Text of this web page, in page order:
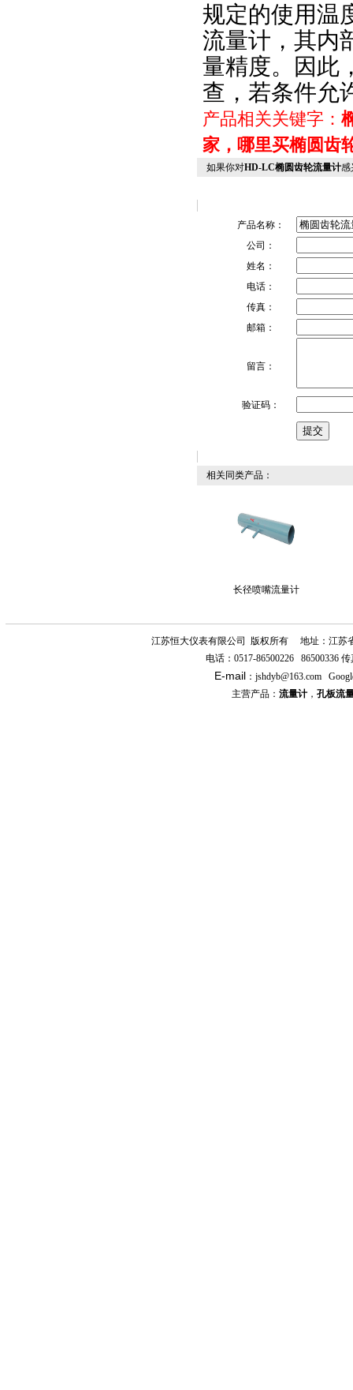
规定的使用温
流量计，其内
量精度。因此
查，若条件允
产品相关关键字：
家，哪里买椭圆齿
如果你对HD-LC椭圆齿轮流量计感
产品名称：
公司：
姓名：
电话：
传真：
邮箱：
留言：
验证码：
相关同类产品：
长径喷嘴流量计
江苏恒大仪表有限公司 版权所有
地址：江苏
电话： 0517-86500226 86500336 传
E-mail ： jshdyb@163.com
主营产品： 流量计， 孔板流